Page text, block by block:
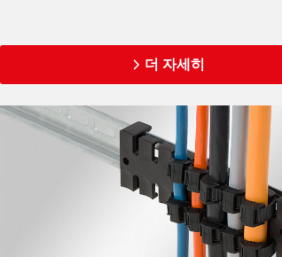
더 자세히